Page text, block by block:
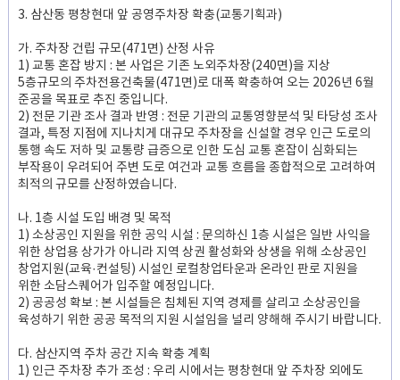
3. 삼산동 평창현대 앞 공영주차장 확충(교통기획과)
가. 주차장 건립 규모(471면) 산정 사유
1) 교통 혼잡 방지 : 본 사업은 기존 노외주차장(240면)을 지상
5층규모의 주차전용건축물(471면)로 대폭 확충하여 오는 2026년 6월
준공을 목표로 추진 중입니다.
2) 전문 기관 조사 결과 반영 : 전문 기관의 교통영향분석 및 타당성 조사
결과, 특정 지점에 지나치게 대규모 주차장을 신설할 경우 인근 도로의
통행 속도 저하 및 교통량 급증으로 인한 도심 교통 혼잡이 심화되는
부작용이 우려되어 주변 도로 여건과 교통 흐름을 종합적으로 고려하여
최적의 규모를 산정하였습니다.
나. 1층 시설 도입 배경 및 목적
1) 소상공인 지원을 위한 공익 시설 : 문의하신 1층 시설은 일반 사익을
위한 상업용 상가가 아니라 지역 상권 활성화와 상생을 위해 소상공인
창업지원(교육·컨설팅) 시설인 로컬창업타운과 온라인 판로 지원을
위한 소담스퀘어가 입주할 예정입니다.
2) 공공성 확보 : 본 시설들은 침체된 지역 경제를 살리고 소상공인을
육성하기 위한 공공 목적의 지원 시설임을 널리 양해해 주시기 바랍니다.
다. 삼산지역 주차 공간 지속 확충 계획
1) 인근 주차장 추가 조성 : 우리 시에서는 평창현대 앞 주차장 외에도